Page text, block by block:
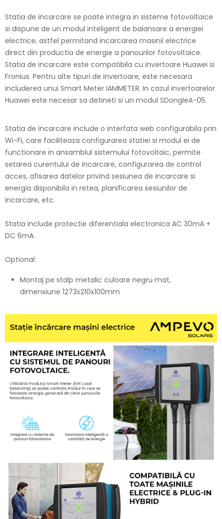
Statia de incarcare se poate integra in sisteme fotovoltaice
si dispune de un modul inteligent de balansare a energiei
electrice, astfel permitand incarcarea masinii electrice
direct din productia de energie a panourilor fotovoltaice.
Statia de incarcare este compatibila cu invertoare Huawei si
Fronius. Pentru alte tipuri de invertoare, este necesara
includerea unui Smart Meter IAMMETER. In cazul invertoarelor
Huawei este necesar sa detineti si un modul SDongleA-05.
Statia de incarcare include o interfata web configurabila prin
Wi-Fi, care faciliteaza configurarea statiei si modul ei de
functionare in ansamblul sistemului fotovoltaic, permite
setarea curentului de incarcare, configurarea de control
acces, afisarea datelor privind sesiunea de incarcare si
energia disponibila in retea, planificarea sesiunilor de
incarcare, etc.
Statia include protectie diferentiala electronica AC 30mA +
DC 6mA.
Optional:
Montaj pe stalp metalic culoare negru mat,
dimensiune 1273x210x100mm